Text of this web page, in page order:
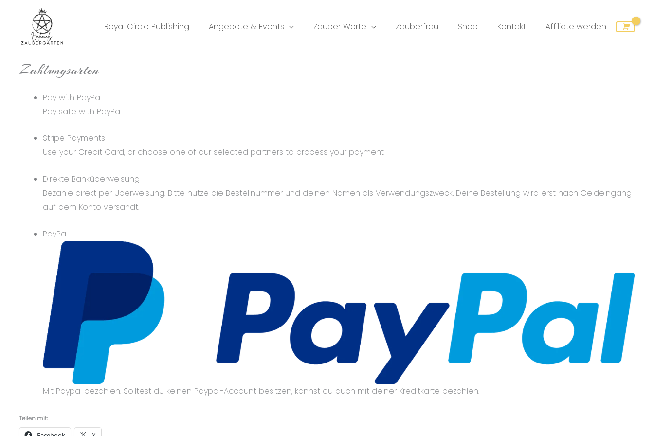
springen
Royal Circle Publishing Angebote & Events Zauber Worte Zauberfrau Shop Kontakt Affiliate werden
Zahlungsarten
Pay with PayPal
Pay safe with PayPal
Stripe Payments
Use your Credit Card, or choose one of our selected partners to process your payment
Direkte Banküberweisung
Bezahle direkt per Überweisung. Bitte nutze die Bestellnummer und deinen Namen als Verwendungszweck. Deine Bestellung wird erst nach Geldeingang
auf dem Konto versandt.
PayPal
Mit Paypal bezahlen. Solltest du keinen Paypal-Account besitzen, kannst du auch mit deiner Kreditkarte bezahlen.
Teilen mit: